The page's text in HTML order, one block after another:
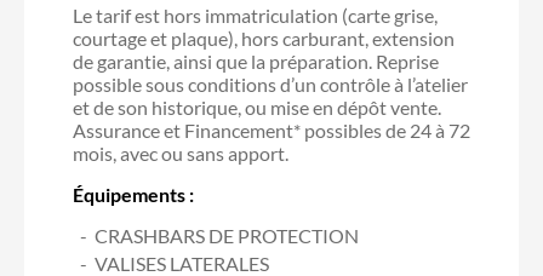
Le tarif est hors immatriculation (carte grise,
courtage et plaque), hors carburant, extension
de garantie, ainsi que la préparation. Reprise
possible sous conditions d’un contrôle à l’atelier
et de son historique, ou mise en dépôt vente.
Assurance et Financement* possibles de 24 à 72
mois, avec ou sans apport.
Équipements :
CRASHBARS DE PROTECTION
VALISES LATERALES